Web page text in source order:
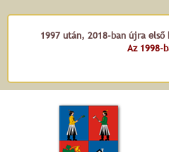
1997 után, 2018-ban újra első
Az 1998-